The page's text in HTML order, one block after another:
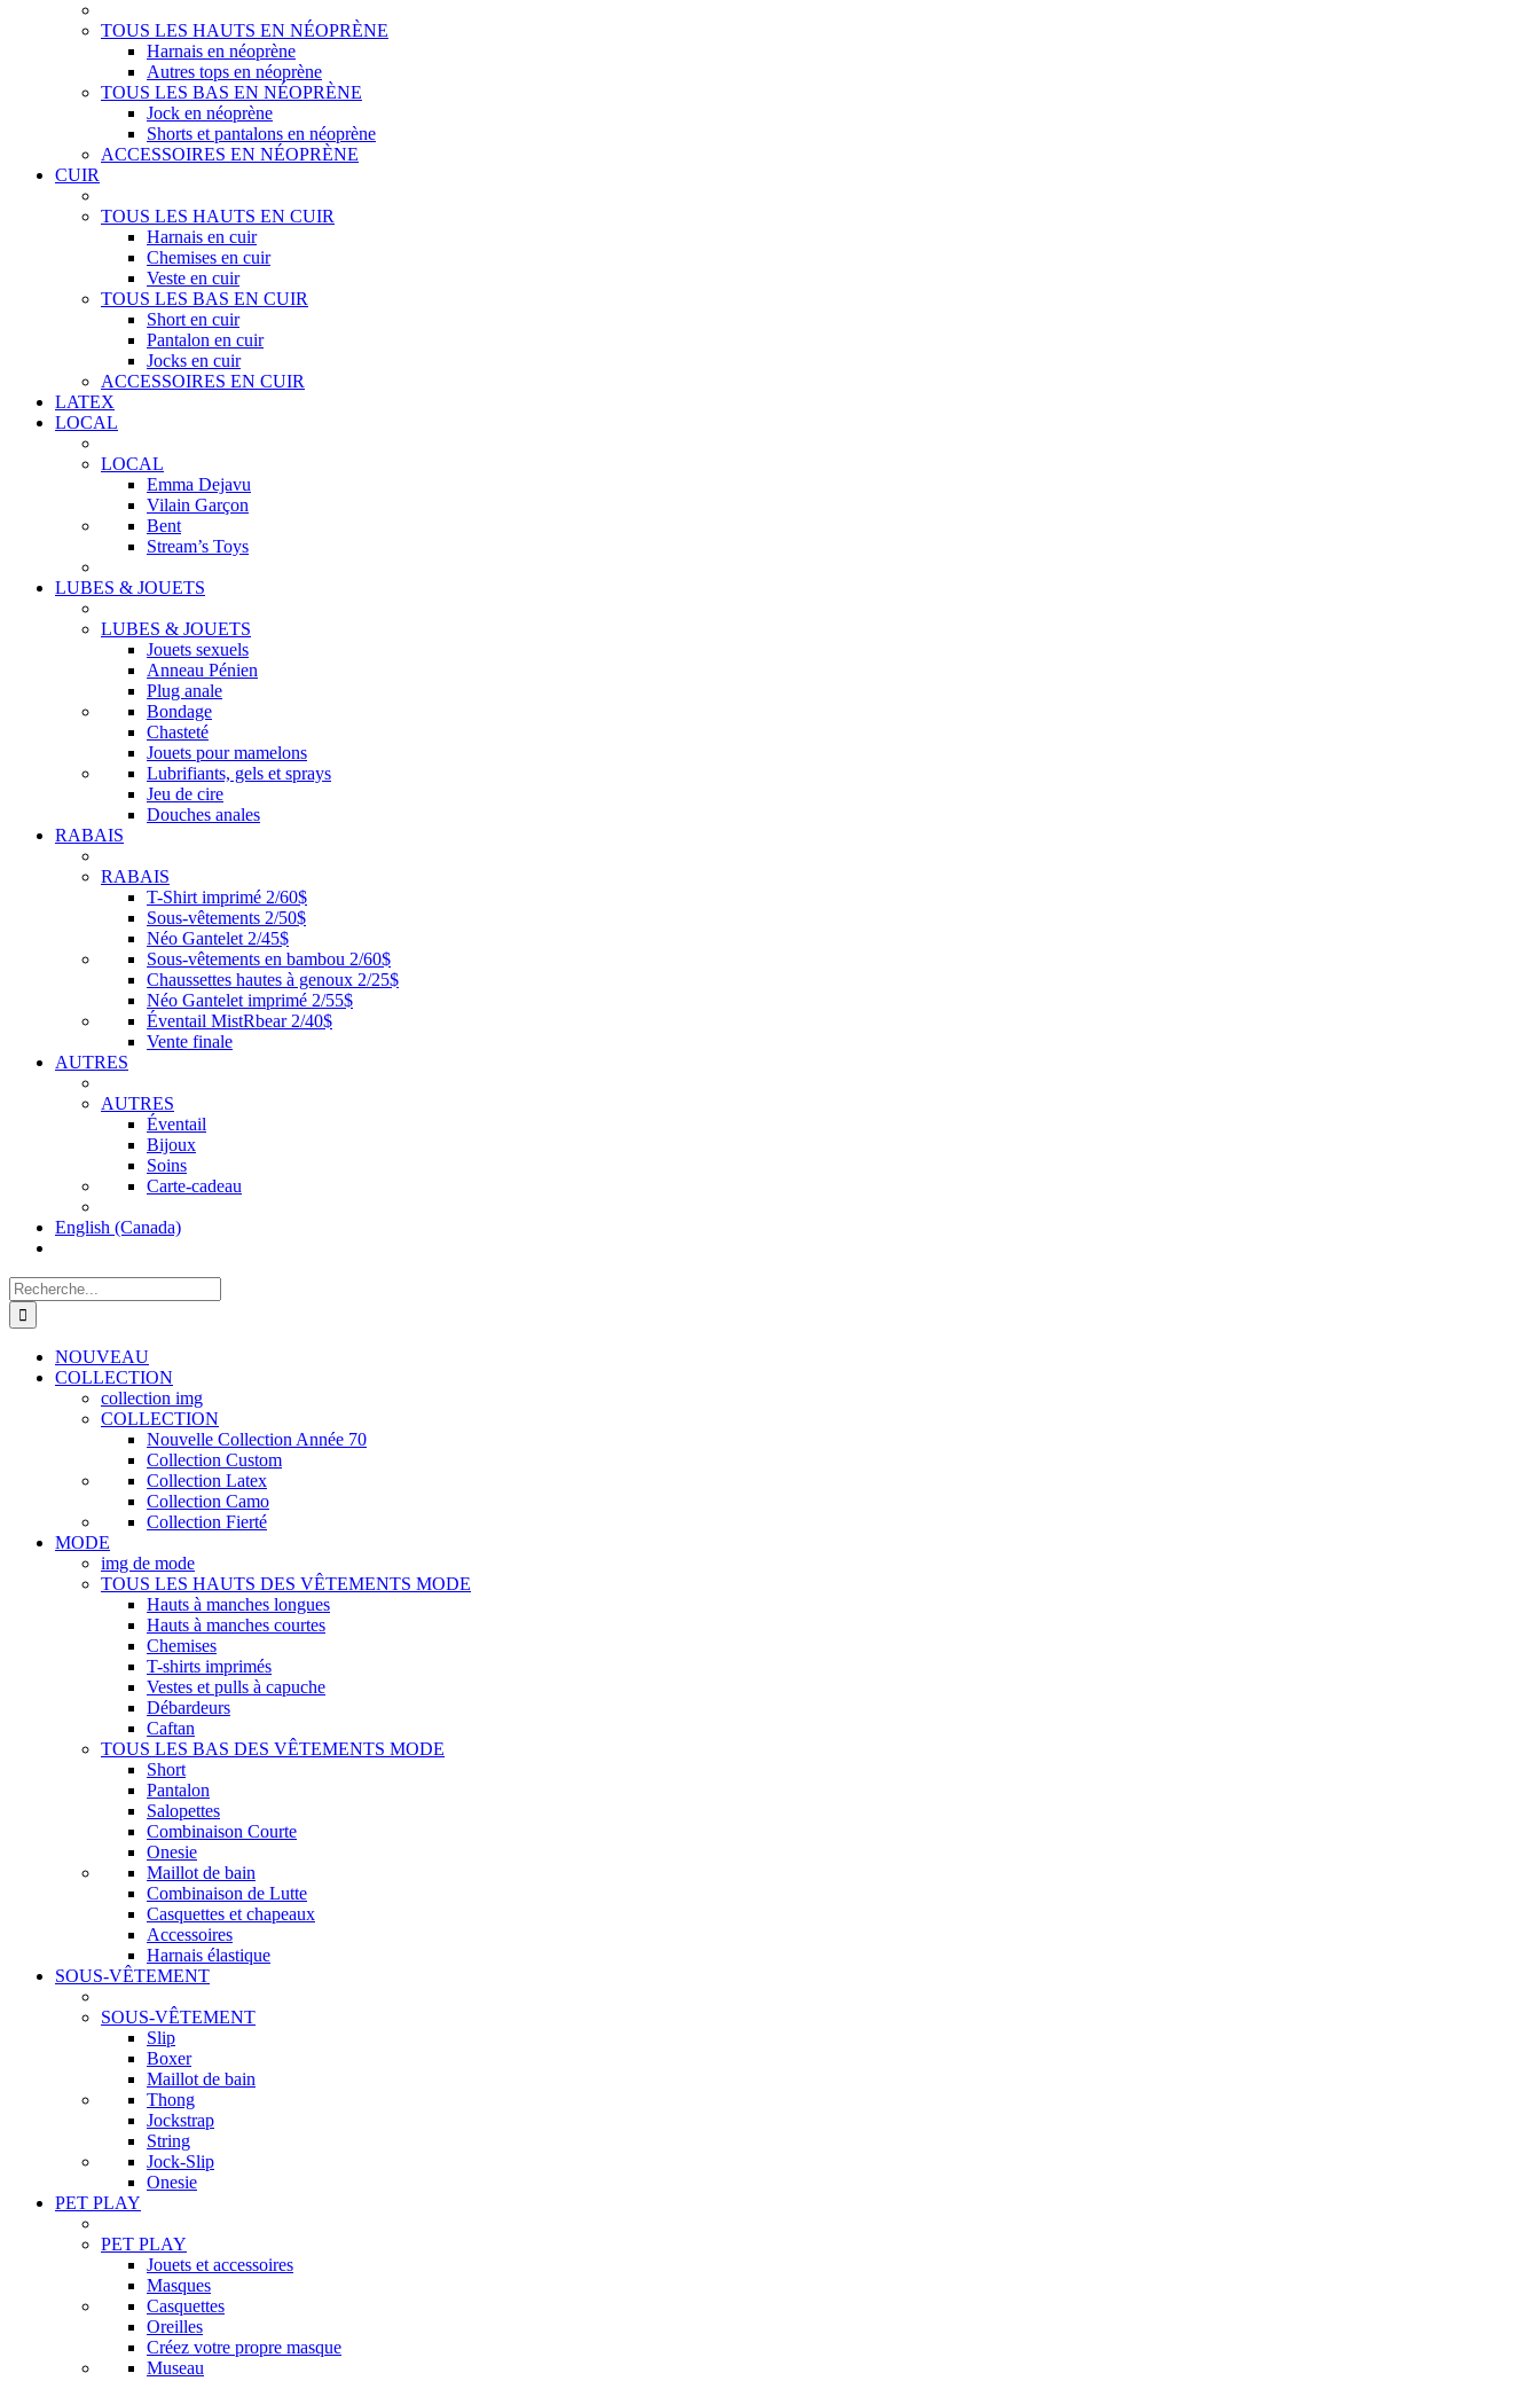
TOUS LES HAUTS EN NÉOPRÈNE
Harnais en néoprène
Autres tops en néoprène
TOUS LES BAS EN NÉOPRÈNE
Jock en néoprène
Shorts et pantalons en néoprène
ACCESSOIRES EN NÉOPRÈNE
CUIR
TOUS LES HAUTS EN CUIR
Harnais en cuir
Chemises en cuir
Veste en cuir
TOUS LES BAS EN CUIR
Short en cuir
Pantalon en cuir
Jocks en cuir
ACCESSOIRES EN CUIR
LATEX
LOCAL
LOCAL
Emma Dejavu
Vilain Garçon
Bent
Stream’s Toys
LUBES & JOUETS
LUBES & JOUETS
Jouets sexuels
Anneau Pénien
Plug anale
Bondage
Chasteté
Jouets pour mamelons
Lubrifiants, gels et sprays
Jeu de cire
Douches anales
RABAIS
RABAIS
T-Shirt imprimé 2/60$
Sous-vêtements 2/50$
Néo Gantelet 2/45$
Sous-vêtements en bambou 2/60$
Chaussettes hautes à genoux 2/25$
Néo Gantelet imprimé 2/55$
Éventail MistRbear 2/40$
Vente finale
AUTRES
AUTRES
Éventail
Bijoux
Soins
Carte-cadeau
English (Canada)
Recherche
de
:
NOUVEAU
COLLECTION
collection img
COLLECTION
Nouvelle Collection Année 70
Collection Custom
Collection Latex
Collection Camo
Collection Fierté
MODE
img de mode
TOUS LES HAUTS DES VÊTEMENTS MODE
Hauts à manches longues
Hauts à manches courtes
Chemises
T-shirts imprimés
Vestes et pulls à capuche
Débardeurs
Caftan
TOUS LES BAS DES VÊTEMENTS MODE
Short
Pantalon
Salopettes
Combinaison Courte
Onesie
Maillot de bain
Combinaison de Lutte
Casquettes et chapeaux
Accessoires
Harnais élastique
SOUS-VÊTEMENT
SOUS-VÊTEMENT
Slip
Boxer
Maillot de bain
Thong
Jockstrap
String
Jock-Slip
Onesie
PET PLAY
PET PLAY
Jouets et accessoires
Masques
Casquettes
Oreilles
Créez votre propre masque
Museau